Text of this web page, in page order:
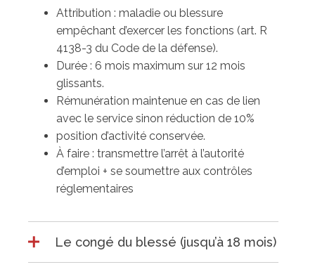
Attribution : maladie ou blessure
empêchant d’exercer les fonctions (art. R
4138-3 du Code de la défense).
Durée : 6 mois maximum sur 12 mois
glissants.
Rémunération maintenue en cas de lien
avec le service sinon réduction de 10%
position d’activité conservée.
À faire : transmettre l’arrêt à l’autorité
d’emploi + se soumettre aux contrôles
réglementaires
Le congé du blessé (jusqu’à 18 mois)